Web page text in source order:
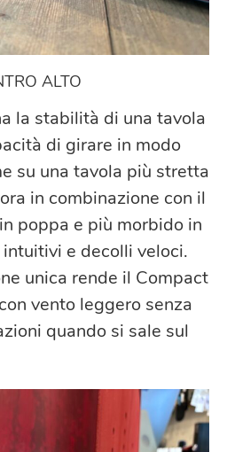
ALTO
la stabilità di una tavola
di girare in modo
su una tavola più stretta
in combinazione con il
poppa e più morbido in
e decolli veloci.
unica rende il Compact
vento leggero senza
quando si sale sul